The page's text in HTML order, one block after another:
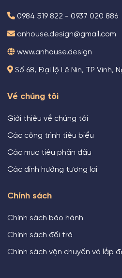
0984 519 822 - 0937 020 886
anhouse.design@gmail.com
www.anhouse.design
Số 68, Đại lộ Lê Nin, TP Vinh,
Về chúng tôi
Giới thiệu về chúng tôi
Các công trình tiêu biểu
Các mục tiêu phấn đấu
Các định hướng tương lai
Chính sách
Chính sách bảo hành
Chính sách đổi trả
Chính sách vận chuyển và lắp